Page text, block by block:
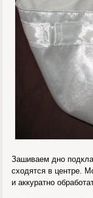
Зашиваем дно
сходятся в центре.
и аккуратно